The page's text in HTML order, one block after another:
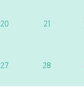
20 21
27 28